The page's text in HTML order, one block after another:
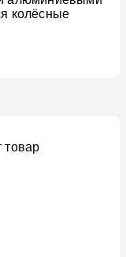
колёсные
товар